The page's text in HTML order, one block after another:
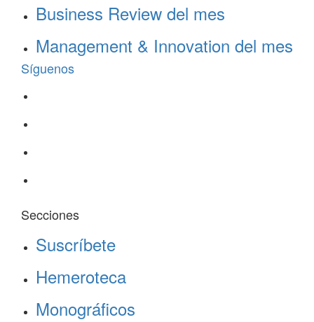
Business Review del mes
Management & Innovation del mes
Síguenos
Secciones
Suscríbete
Hemeroteca
Monográficos